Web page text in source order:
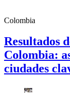
Colombia
Resultados
Colombia:
ciudades